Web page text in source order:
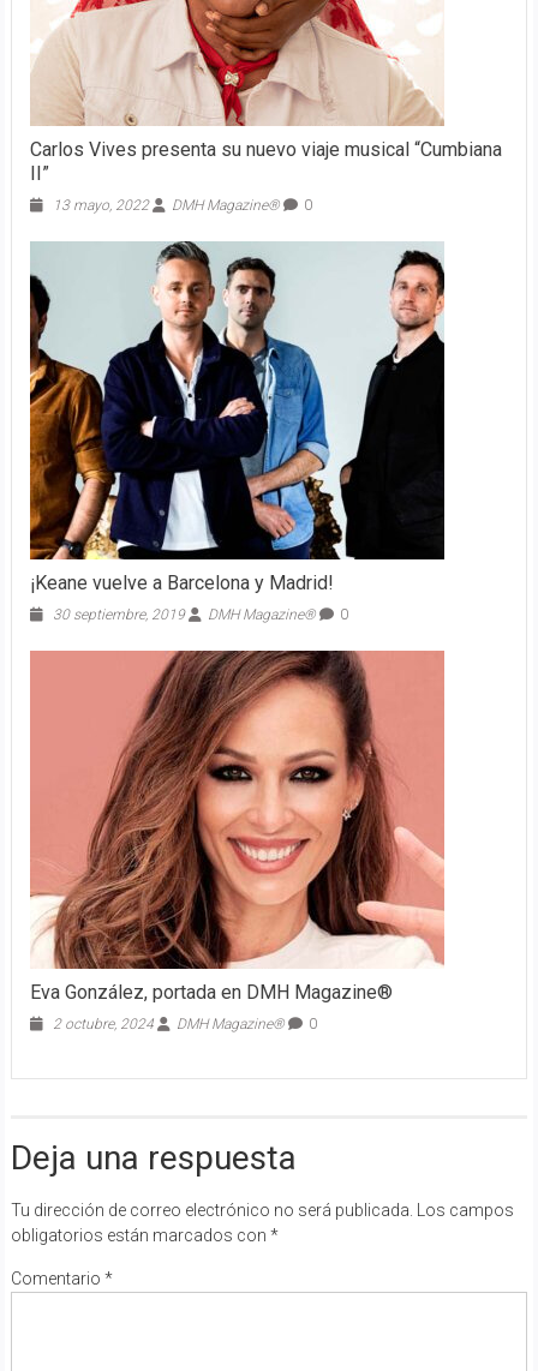
Carlos Vives presenta su nuevo viaje musical “Cumbiana
II”
13 mayo, 2022 DMH Magazine® 0
¡Keane vuelve a Barcelona y Madrid!
30 septiembre, 2019 DMH Magazine® 0
Eva González, portada en DMH Magazine®
2 octubre, 2024 DMH Magazine® 0
Deja una respuesta
Tu dirección de correo electrónico no será publicada. Los campos
obligatorios están marcados con *
Comentario *